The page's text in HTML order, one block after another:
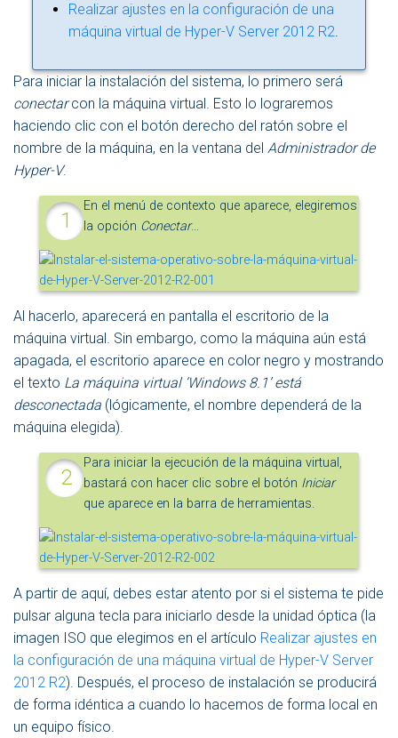
Realizar ajustes en la configuración de una
máquina virtual de Hyper-V Server 2012 R2.
Para iniciar la instalación del sistema, lo primero será
conectarcon la máquina virtual. Esto lo lograremos
haciendo clic con el botón derecho del ratón sobre el
nombre de la máquina, en la ventana del Administrador de
Hyper-V.
En el menú de contexto que aparece, elegiremos
la opción Conectar…
Al hacerlo, aparecerá en pantalla el escritorio de la
máquina virtual. Sin embargo, como la máquina aún está
apagada, el escritorio aparece en color negro y mostrando
el texto La máquina virtual ‘Windows 8.1’ está
desconectada (lógicamente, el nombre dependerá de la
máquina elegida).
Para iniciar la ejecución de la máquina virtual,
bastará con hacer clic sobre el botón Iniciar
que aparece en la barra de herramientas.
A partir de aquí, debes estar atento por si el sistema te pide
pulsar alguna tecla para iniciarlo desde la unidad óptica (la
imagen ISO que elegimos en el artículo Realizar ajustes en
la configuración de una máquina virtual de Hyper-V Server
2012 R2). Después, el proceso de instalación se producirá
de forma idéntica a cuando lo hacemos de forma local en
un equipo físico.